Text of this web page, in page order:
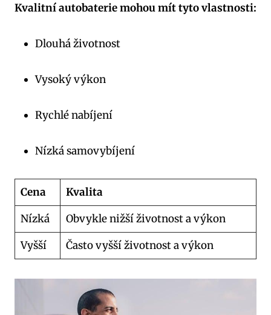
Kvalitní autobaterie mohou mít tyto vlastnosti:
Dlouhá ‍životnost
Vysoký⁢ výkon
Rychlé nabíjení
Nízká samovybíjení
Cena
Kvalita
Nízká
Obvykle nižší životnost a výkon
Vyšší
Často vyšší‌ životnost a výkon